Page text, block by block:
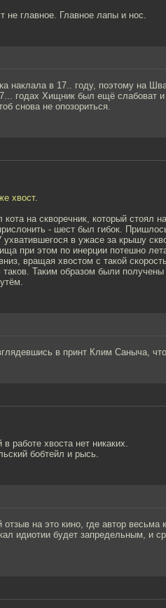
не главное. Главное лапы и нос.
наклала в 17.. году, поэтому на
годах Хищник был ещё слабоват
снова не опозориться.
хвост.
кота на скворечник, который стоял
- шест был гибок.
в ужасе за крышу
при этом по инерции потешно
вращая хвостом с такой
Таким образом были получены
в принт Клим Саныча,
работе хвоста нет никаких.
бобтейл и рысь.
на это кино, где автор весьма
идиотии будет запредельным, и